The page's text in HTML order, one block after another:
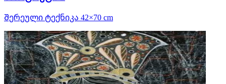
Შერეული ტექნიკა 42×70 cm